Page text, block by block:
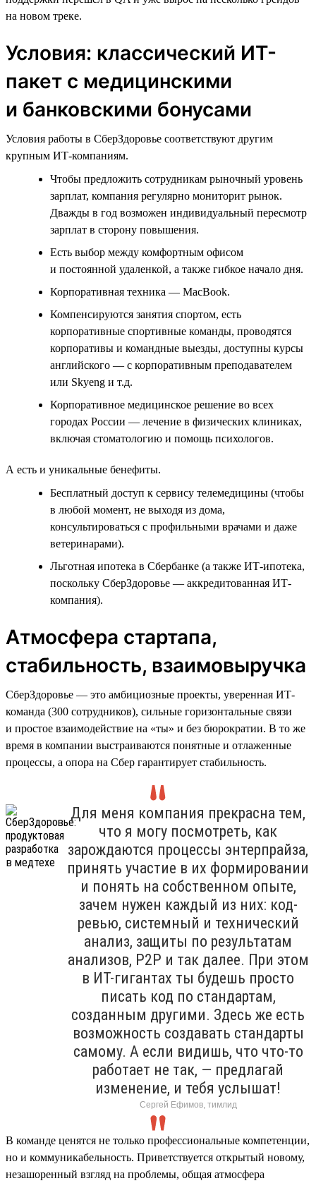
на новом треке.
Условия: классический ИТ-
пакет с медицинскими
и банковскими бонусами
Условия работы в СберЗдоровье соответствуют другим
крупным ИТ-компаниям.
Чтобы предложить сотрудникам рыночный уровень
зарплат, компания регулярно мониторит рынок.
Дважды в год возможен индивидуальный пересмотр
зарплат в сторону повышения.
Есть выбор между комфортным офисом
и постоянной удаленкой, а также гибкое начало дня.
Корпоративная техника — MacBook.
Компенсируются занятия спортом, есть
корпоративные спортивные команды, проводятся
корпоративы и командные выезды, доступны курсы
английского — с корпоративным преподавателем
или Skyeng и т.д.
Корпоративное медицинское решение во всех
городах России — лечение в физических клиниках,
включая стоматологию и помощь психологов.
А есть и уникальные бенефиты.
Бесплатный доступ к сервису телемедицины (чтобы
в любой момент, не выходя из дома,
консультироваться с профильными врачами и даже
ветеринарами).
Льготная ипотека в Сбербанке (а также ИТ-ипотека,
поскольку СберЗдоровье — аккредитованная ИТ-
компания).
Атмосфера стартапа,
стабильность, взаимовыручка
СберЗдоровье — это амбициозные проекты, уверенная ИТ-
команда (300 сотрудников), сильные горизонтальные связи
и простое взаимодействие на «ты» и без бюрократии. В то же
время в компании выстраиваются понятные и отлаженные
процессы, а опора на Сбер гарантирует стабильность.
Для меня компания прекрасна тем,
что я могу посмотреть, как
зарождаются процессы энтерпрайза,
принять участие в их формировании
и понять на собственном опыте,
зачем нужен каждый из них: код-
ревью, системный и технический
анализ, защиты по результатам
анализов, P2P и так далее. При этом
в ИТ-гигантах ты будешь просто
писать код по стандартам,
созданным другими. Здесь же есть
возможность создавать стандарты
самому. А если видишь, что что-то
работает не так, — предлагай
изменение, и тебя услышат!
Сергей Ефимов, тимлид
В команде ценятся не только профессиональные компетенции,
но и коммуникабельность. Приветствуется открытый новому,
незашоренный взгляд на проблемы, общая атмосфера